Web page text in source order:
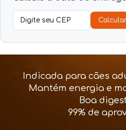
Indicada para cães
Mantém energia e
Boa
99% de